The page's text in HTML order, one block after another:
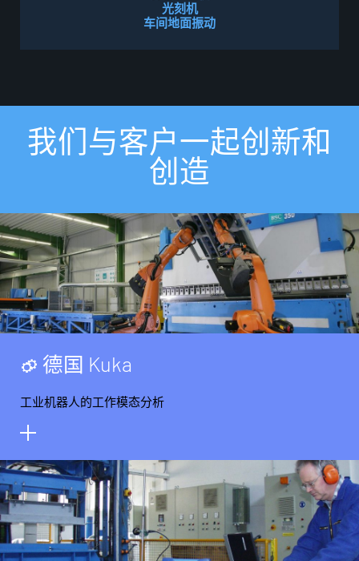
光刻机
车间地面振动
我们与客户一起创新和
创造
德国 Kuka
工业机器人的工作模态分析